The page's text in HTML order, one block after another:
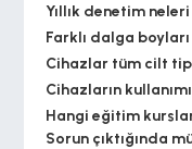
Yıllık denetim
Farklı dalga
Cihazlar tüm cilt
Cihazların
Hangi eğitim
Sorun çıktığında